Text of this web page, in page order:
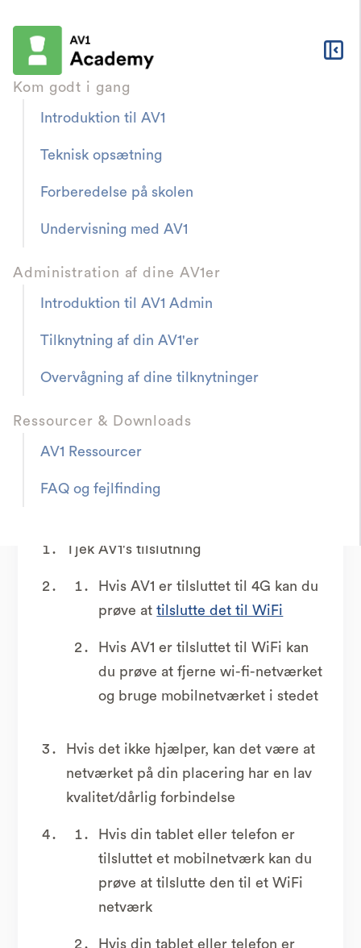
Kom godt i gang
Introduktion til AV1
Teknisk opsætning
Forberedelse på skolen
Undervisning med AV1
Administration af dine AV1er
Introduktion til AV1 Admin
Tilknytning af din AV1'er
Overvågning af dine tilknytninger
Ressourcer & Downloads
AV1 Ressourcer
FAQ og fejlfinding
Hjælp FAQ og fejlfinding
Videostreaming
hvad skal jeg gøre?
dårlig forbindelse på enten AV1's lokation
eller brugerens lokation.
Prøv venligst følgende:
Tjek AV1's tilslutning
Hvis AV1 er tilsluttet til 4G kan du
prøve attilslutte det til WiFi
Hvis AV1 er tilsluttet til WiFi kan
du prøve at fjerne wi-fi-netværket
og bruge mobilnetværket i stedet
Hvis det ikke hjælper, kan det være at
netværket på din placering har en lav
kvalitet/dårlig forbindelse
Hvis din tablet eller telefon er
tilsluttet et mobilnetværk kan du
prøve at tilslutte den til et WiFi
netværk
Hvis din tablet eller telefon er